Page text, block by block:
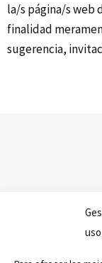
la/s página/s web
finalidad
sugerencia,